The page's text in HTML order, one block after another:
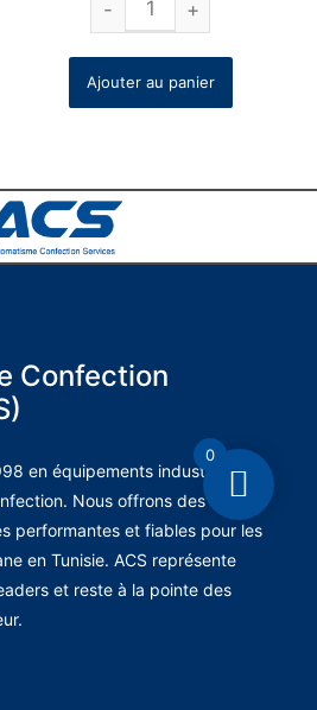
Ajouter au panier
Confection
en équipements industriels
Nous offrons des
performantes et fiables pour les
en Tunisie. ACS représente
et reste à la pointe des
0